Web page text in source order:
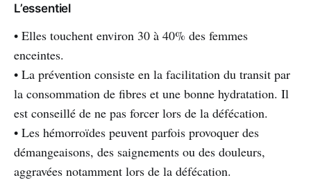
L’essentiel
• Elles touchent environ 30 à 40% des femmes
enceintes.
• La prévention consiste en la facilitation du transit par
la consommation de fibres et une bonne hydratation. Il
est conseillé de ne pas forcer lors de la défécation.
• Les hémorroïdes peuvent parfois provoquer des
démangeaisons, des saignements ou des douleurs,
aggravées notamment lors de la défécation.